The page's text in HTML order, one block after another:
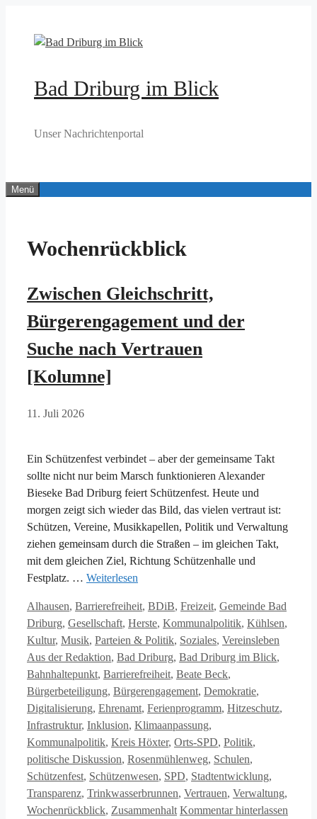
springen
Bad Driburg im Blick
Unser Nachrichtenportal
Menü
Wochenrückblick
Zwischen Gleichschritt,
Bürgerengagement und der
Suche nach Vertrauen
[Kolumne]
11. Juli 2026
Ein Schützenfest verbindet – aber der gemeinsame Takt
sollte nicht nur beim Marsch funktionieren Alexander
Bieseke Bad Driburg feiert Schützenfest. Heute und
morgen zeigt sich wieder das Bild, das vielen vertraut ist:
Schützen, Vereine, Musikkapellen, Politik und Verwaltung
ziehen gemeinsam durch die Straßen – im gleichen Takt,
mit dem gleichen Ziel, Richtung Schützenhalle und
Festplatz. … Weiterlesen
Kategorien
Alhausen, Barrierefreiheit, BDiB, Freizeit, Gemeinde Bad
Driburg, Gesellschaft, Herste, Kommunalpolitik, Kühlsen,
Kultur, Musik, Parteien & Politik, Soziales, Vereinsleben
Aus der Redaktion, Bad Driburg, Bad Driburg im Blick,
Bahnhaltepunkt, Barrierefreiheit, Beate Beck,
Bürgerbeteiligung, Bürgerengagement, Demokratie,
Digitalisierung, Ehrenamt, Ferienprogramm, Hitzeschutz,
Infrastruktur, Inklusion, Klimaanpassung,
Kommunalpolitik, Kreis Höxter, Orts-SPD, Politik,
politische Diskussion, Rosenmühlenweg, Schulen,
Schützenfest, Schützenwesen, SPD, Stadtentwicklung,
Transparenz, Trinkwasserbrunnen, Vertrauen, Verwaltung,
Wochenrückblick, Zusammenhalt Kommentar hinterlassen